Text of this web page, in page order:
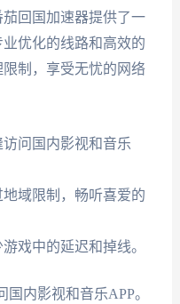
回国加速器提供了一
优化的线路和高效的
制，享受无忧的网络
问国内影视和音乐
域限制，畅听喜爱的
戏中的延迟和掉线。
内影视和音乐APP。